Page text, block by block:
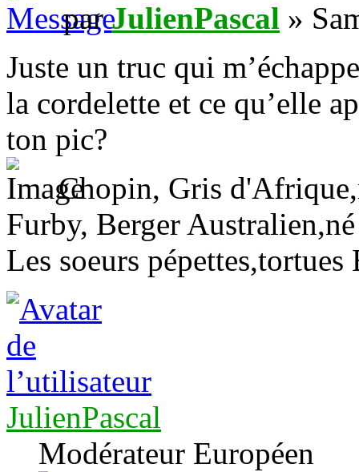
parJulienPascal »
Juste un truc qui
la cordelette et ce qu’elle
ton pic?
Chopin, Gris
Furby, Berger
Les soeurs
JulienPascal
Modérateur Européen